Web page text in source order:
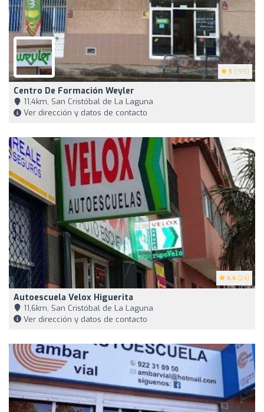
5 (199)
Centro De Formación Weyler
11,4km, San Cristóbal de La Laguna
Ver dirección y datos de contacto
4.4 (24)
Autoescuela Velox Higuerita
11,6km, San Cristóbal de La Laguna
Ver dirección y datos de contacto